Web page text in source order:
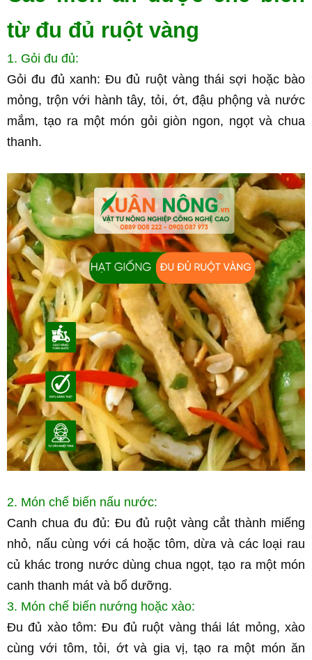
từ đu đủ ruột vàng
1. Gỏi đu đủ:
Gỏi đu đủ xanh: Đu đủ ruột vàng thái sợi hoặc bào
mỏng, trộn với hành tây, tỏi, ớt, đậu phộng và nước
mắm, tạo ra một món gỏi giòn ngon, ngọt và chua
thanh.
2. Món chế biến nấu nước:
Canh chua đu đủ: Đu đủ ruột vàng cắt thành miếng
nhỏ, nấu cùng với cá hoặc tôm, dừa và các loại rau
củ khác trong nước dùng chua ngọt, tạo ra một món
canh thanh mát và bổ dưỡng.
3. Món chế biến nướng hoặc xào:
Đu đủ xào tôm: Đu đủ ruột vàng thái lát mỏng, xào
cùng với tôm, tỏi, ớt và gia vị, tạo ra một món ăn